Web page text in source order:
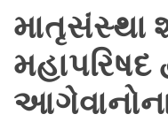
યજ્ઞમાં
રઘુવંશી
તરફથી
માતૃસંસ્થા
મહાપરિષદ